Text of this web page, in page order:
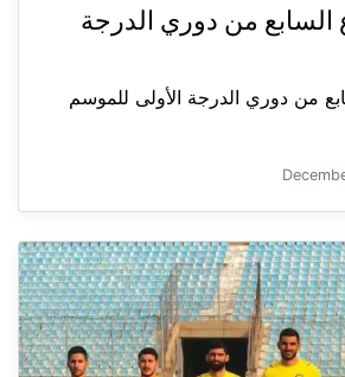
السابع من دوري الدرجة
من دوري الدرجة الأولى للموسم